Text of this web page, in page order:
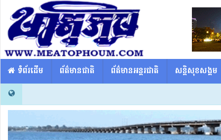
​​ ទំព័រដើម ព័ត៌មានជាតិ ព័ត៌មានអន្តរជាតិ សន្តិសុខសង្គម